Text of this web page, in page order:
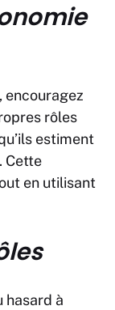
encouragez
rôles
estiment
Cette
en utilisant
hasard à